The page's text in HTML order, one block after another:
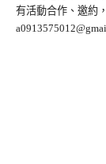
有活動合作、邀約